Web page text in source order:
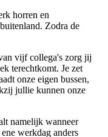
horren en
Zodra de
vijf collega's zorg jij
terechtkomt. Je zet
onze eigen bussen,
jullie kunnen onze
namelijk wanneer
werkdag anders